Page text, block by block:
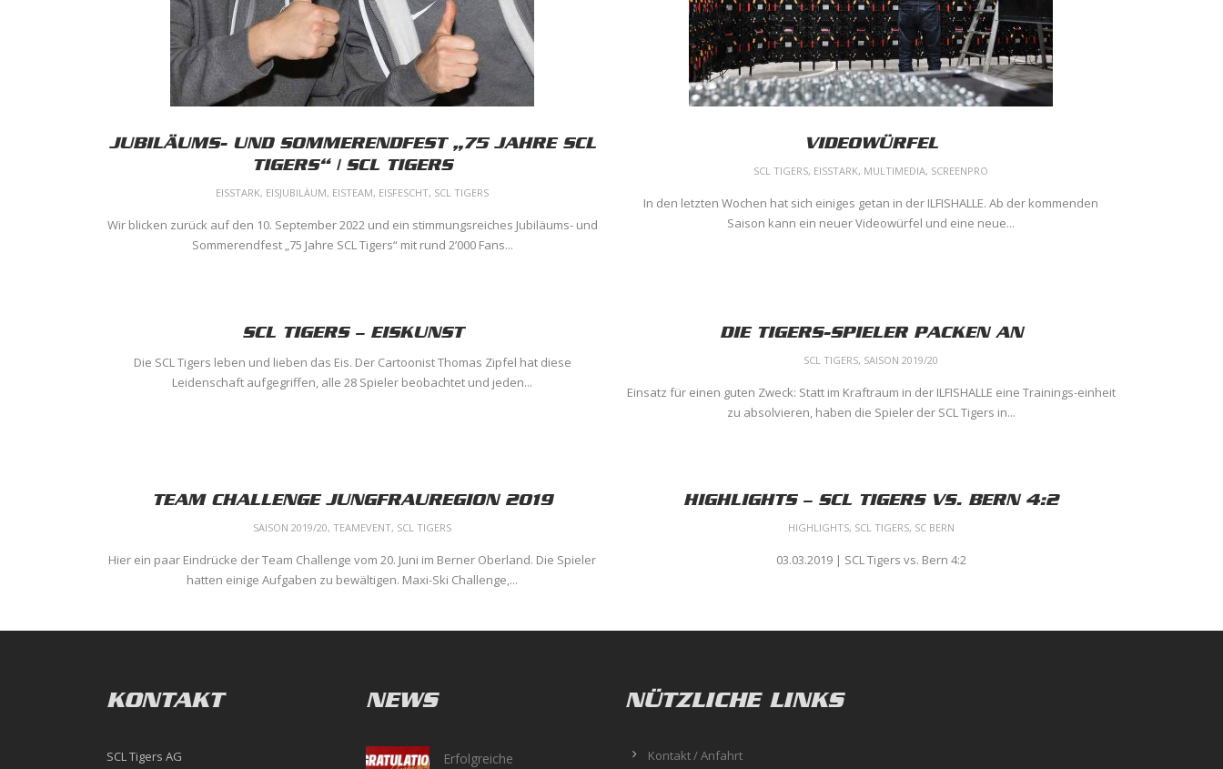
JUBILÄUMS- UND SOMMERENDFEST „75 JAHRE SCL
TIGERS“ | SCL TIGERS
EISSTARK, EISJUBILÄUM, EISTEAM, EISFESCHT, SCL TIGERS
Wir blicken zurück auf den 10. September 2022 und ein stimmungsreiches Jubiläums- und
Sommerendfest „75 Jahre SCL Tigers“ mit rund 2’000 Fans...
VIDEOWÜRFEL
SCL TIGERS, EISSTARK, MULTIMEDIA, SCREENPRO
In den letzten Wochen hat sich einiges getan in der ILFISHALLE. Ab der kommenden
Saison kann ein neuer Videowürfel und eine neue...
SCL TIGERS – EISKUNST
Die SCL Tigers leben und lieben das Eis. Der Cartoonist Thomas Zipfel hat diese
Leidenschaft aufgegriffen, alle 28 Spieler beobachtet und jeden...
DIE TIGERS-SPIELER PACKEN AN
SCL TIGERS, SAISON 2019/20
Einsatz für einen guten Zweck: Statt im Kraftraum in der ILFISHALLE eine Trainings-einheit
zu absolvieren, haben die Spieler der SCL Tigers in...
TEAM CHALLENGE JUNGFRAUREGION 2019
SAISON 2019/20, TEAMEVENT, SCL TIGERS
Hier ein paar Eindrücke der Team Challenge vom 20. Juni im Berner Oberland. Die Spieler
hatten einige Aufgaben zu bewältigen. Maxi-Ski Challenge,...
HIGHLIGHTS – SCL TIGERS VS. BERN 4:2
HIGHLIGHTS, SCL TIGERS, SC BERN
03.03.2019 | SCL Tigers vs. Bern 4:2
KONTAKT
SCL Tigers AG
NEWS
Erfolgreiche
NÜTZLICHE LINKS
Kontakt / Anfahrt